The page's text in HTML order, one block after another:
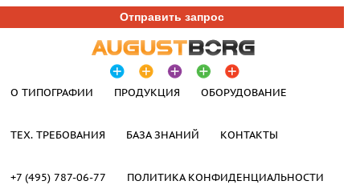
Отправить запрос
О ТИПОГРАФИИ ПРОДУКЦИЯ ОБОРУДОВАНИЕ
ТЕХ. ТРЕБОВАНИЯ БАЗА ЗНАНИЙ КОНТАКТЫ
+7 (495) 787-06-77 ПОЛИТИКА КОНФИДЕНЦИАЛЬНОСТИ